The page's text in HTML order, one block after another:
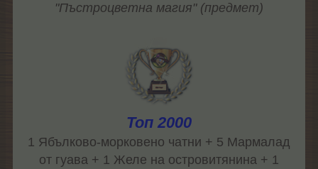
"Пъстроцветна магия" (предмет)
Топ 2000
1 Ябълково-морковено чатни + 5 Мармалад
от гуава + 1 Желе на островитянина + 1